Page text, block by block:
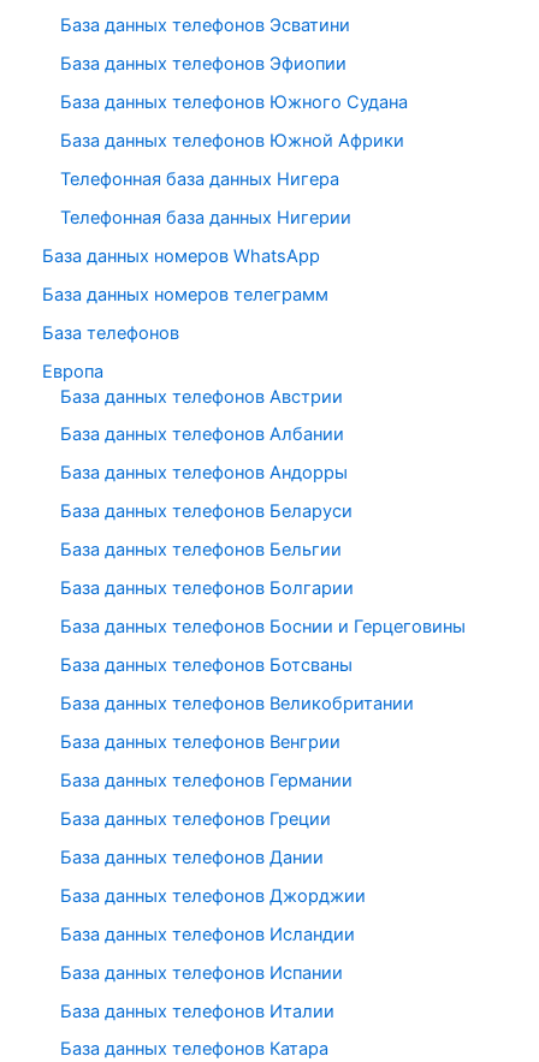
База данных телефонов Эсватини
База данных телефонов Эфиопии
База данных телефонов Южного Судана
База данных телефонов Южной Африки
Телефонная база данных Нигера
Телефонная база данных Нигерии
База данных номеров WhatsApp
База данных номеров телеграмм
База телефонов
Европа
База данных телефонов Австрии
База данных телефонов Албании
База данных телефонов Андорры
База данных телефонов Беларуси
База данных телефонов Бельгии
База данных телефонов Болгарии
База данных телефонов Боснии и Герцеговины
База данных телефонов Ботсваны
База данных телефонов Великобритании
База данных телефонов Венгрии
База данных телефонов Германии
База данных телефонов Греции
База данных телефонов Дании
База данных телефонов Джорджии
База данных телефонов Исландии
База данных телефонов Испании
База данных телефонов Италии
База данных телефонов Катара